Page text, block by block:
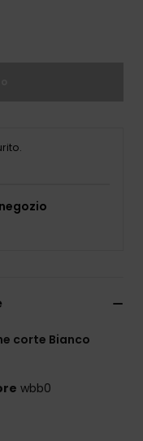
corte Bianco
wbb0